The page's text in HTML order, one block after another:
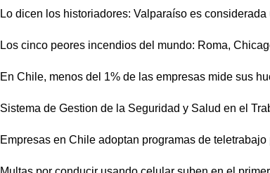
Lo dicen los historiadores: Valparaíso es considerada
Los cinco peores incendios del mundo: Roma,
En Chile, menos del 1% de las empresas mide sus
Sistema de Gestion de la Seguridad y Salud en el
Empresas en Chile adoptan programas de